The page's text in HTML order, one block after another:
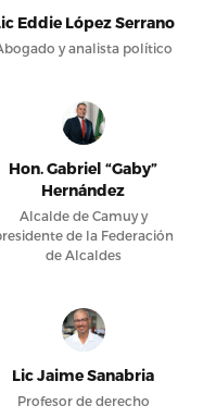
Eddie López Serrano
y analista político
Hon. Gabriel “Gaby”
Hernández
Alcalde de Camuy y
de la Federación
de Alcaldes
Lic Jaime Sanabria
Profesor de derecho